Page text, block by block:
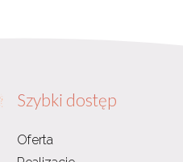
Szybki dostęp
Oferta